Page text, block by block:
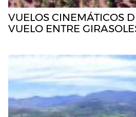
VUELOS CINEMÁTICOS
VUELO ENTRE